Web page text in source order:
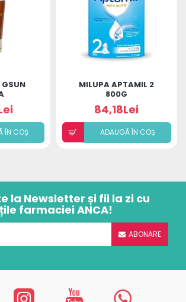
GSUN
ÎN COȘ
MILUPA APTAMIL 2
800G
84,18Lei
ADAUGÃ ÎN COȘ
la Newsletter și fii la zi cu
farmaciei ANCA!
ABONARE